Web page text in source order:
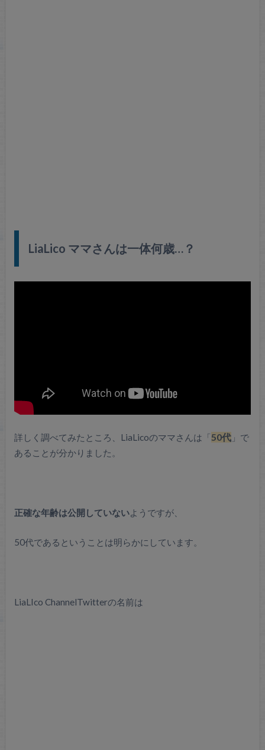
LiaLico ママさんは一体何歳…？
詳しく調べてみたところ、LiaLicoのママさんは「50代」で
あることが分かりました。
正確な年齢は公開していないようですが、
50代であるということは明らかにしています。
LiaLIco ChannelTwitterの名前は